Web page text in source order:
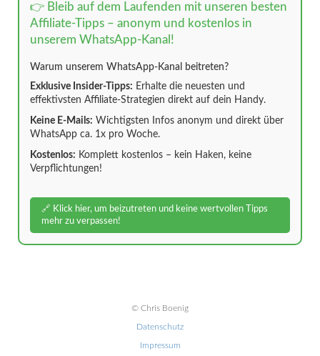
👉 Bleib auf dem Laufenden mit unseren besten
Affiliate-Tipps – anonym und kostenlos in
unserem WhatsApp-Kanal!
Warum unserem WhatsApp-Kanal beitreten?
Exklusive Insider-Tipps: Erhalte die neuesten und
effektivsten Affiliate-Strategien direkt auf dein Handy.
Keine E-Mails: Wichtigsten Infos anonym und direkt über
WhatsApp ca. 1x pro Woche.
Kostenlos: Komplett kostenlos – kein Haken, keine
Verpflichtungen!
🔗 Klick hier, um beizutreten und keine wertvollen Tipps
mehr zu verpassen!
© Chris Boenig
Datenschutz
Impressum